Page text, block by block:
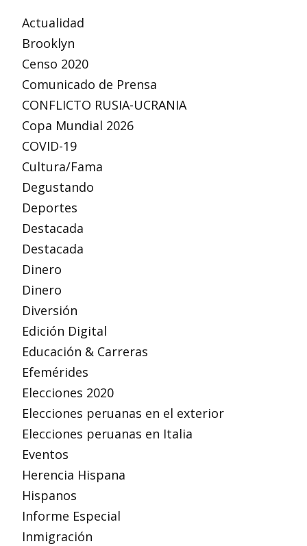
Actualidad
Brooklyn
Censo 2020
Comunicado de Prensa
CONFLICTO RUSIA-UCRANIA
Copa Mundial 2026
COVID-19
Cultura/Fama
Degustando
Deportes
Destacada
Destacada
Dinero
Dinero
Diversión
Edición Digital
Educación & Carreras
Efemérides
Elecciones 2020
Elecciones peruanas en el exterior
Elecciones peruanas en Italia
Eventos
Herencia Hispana
Hispanos
Informe Especial
Inmigración